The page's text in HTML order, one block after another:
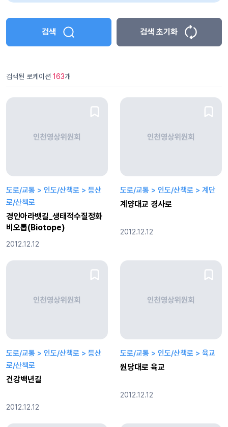
검색 검색 초기화
검색된 로케이션 163개
도로/교통 > 인도/산책로 > 등산
로/산책로
경인아라뱃길_생태적수질정화
비오톱(Biotope)
2012.12.12
도로/교통 > 인도/산책로 > 계단
계양대교 경사로
2012.12.12
도로/교통 > 인도/산책로 > 등산
로/산책로
건강백년길
2012.12.12
도로/교통 > 인도/산책로 > 육교
원당대로 육교
2012.12.12